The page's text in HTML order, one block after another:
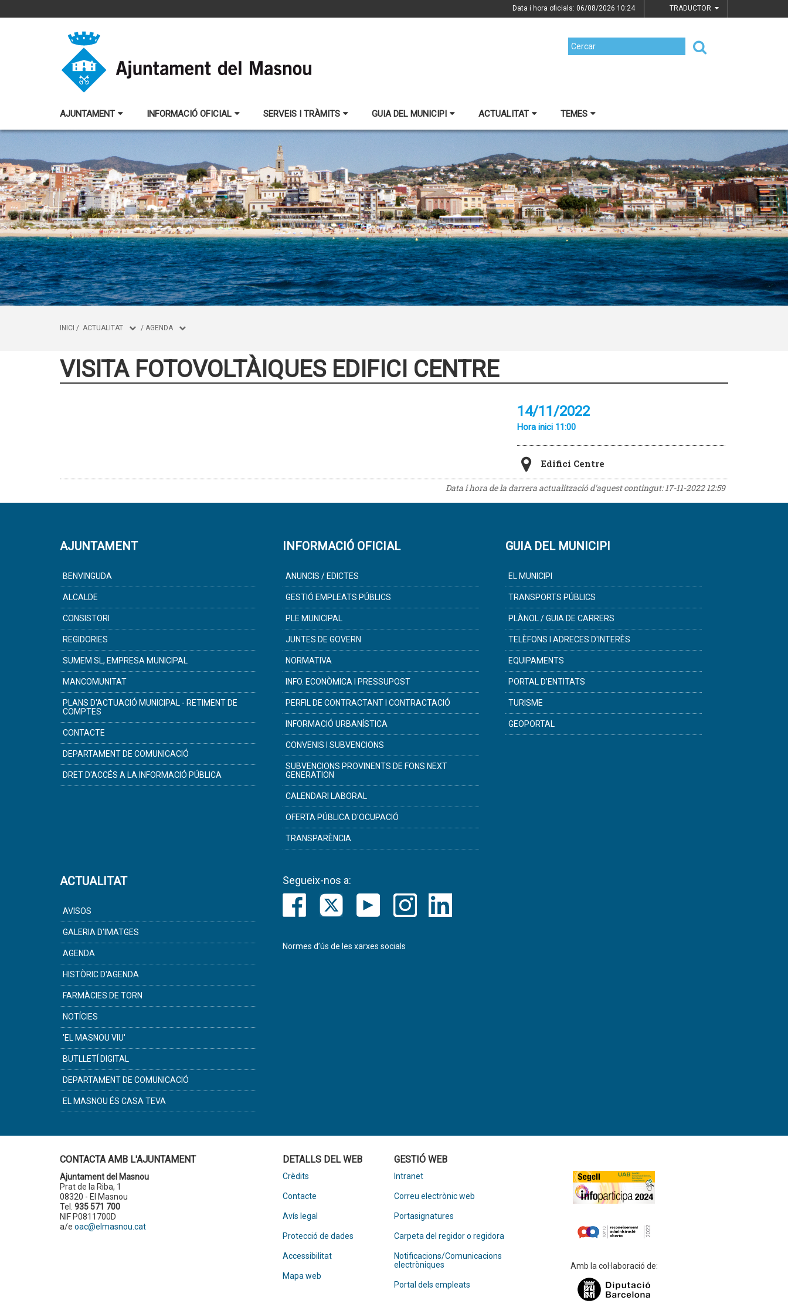
Data i hora oficials: 06/08/2026 10:24 TRADUCTOR
AJUNTAMENT INFORMACIÓ OFICIAL SERVEIS I TRÀMITS GUIA DEL MUNICIPI ACTUALITAT TEMES
INICI / ACTUALITAT / AGENDA
VISITA FOTOVOLTÀIQUES EDIFICI CENTRE
14/11/2022
Hora inici 11:00
Edifici Centre
Data i hora de la darrera actualització d'aquest contingut:17-11-2022 12:59
AJUNTAMENT
BENVINGUDA
ALCALDE
CONSISTORI
REGIDORIES
SUMEM SL, EMPRESA MUNICIPAL
MANCOMUNITAT
PLANS D'ACTUACIÓ MUNICIPAL - RETIMENT DE
COMPTES
CONTACTE
DEPARTAMENT DE COMUNICACIÓ
DRET D'ACCÉS A LA INFORMACIÓ PÚBLICA
INFORMACIÓ OFICIAL
ANUNCIS / EDICTES
GESTIÓ EMPLEATS PÚBLICS
PLE MUNICIPAL
JUNTES DE GOVERN
NORMATIVA
INFO. ECONÒMICA I PRESSUPOST
PERFIL DE CONTRACTANT I CONTRACTACIÓ
INFORMACIÓ URBANÍSTICA
CONVENIS I SUBVENCIONS
SUBVENCIONS PROVINENTS DE FONS NEXT
GENERATION
CALENDARI LABORAL
OFERTA PÚBLICA D'OCUPACIÓ
TRANSPARÈNCIA
GUIA DEL MUNICIPI
EL MUNICIPI
TRANSPORTS PÚBLICS
PLÀNOL / GUIA DE CARRERS
TELÈFONS I ADRECES D'INTERÈS
EQUIPAMENTS
PORTAL D'ENTITATS
TURISME
GEOPORTAL
ACTUALITAT
AVISOS
GALERIA D'IMATGES
AGENDA
HISTÒRIC D'AGENDA
FARMÀCIES DE TORN
NOTÍCIES
'EL MASNOU VIU'
BUTLLETÍ DIGITAL
DEPARTAMENT DE COMUNICACIÓ
EL MASNOU ÉS CASA TEVA
Segueix-nos a:
Normes d’ús de les xarxes socials
CONTACTA AMB L'AJUNTAMENT
Ajuntament del Masnou
Prat de la Riba, 1
08320 - El Masnou
Tel. 935 571 700
NIF P0811700D
a/e oac@elmasnou.cat
DETALLS DEL WEB
Crèdits
Contacte
Avís legal
Protecció de dades
Accessibilitat
Mapa web
GESTIÓ WEB
Intranet
Correu electrònic web
Portasignatures
Carpeta del regidor o regidora
Notificacions/Comunicacions
electròniques
Portal dels empleats
Amb la col·laboració de: